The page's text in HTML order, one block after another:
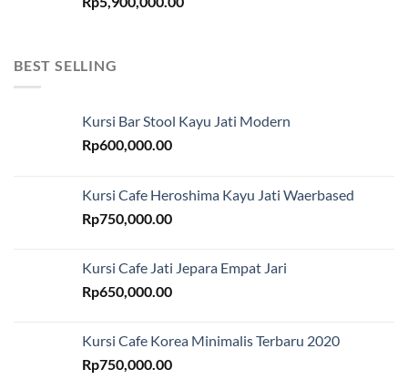
BEST SELLING
Kursi Bar Stool Kayu Jati Modern
Rp600,000.00
Kursi Cafe Heroshima Kayu Jati Waerbased
Rp750,000.00
Kursi Cafe Jati Jepara Empat Jari
Rp650,000.00
Kursi Cafe Korea Minimalis Terbaru 2020
Rp750,000.00